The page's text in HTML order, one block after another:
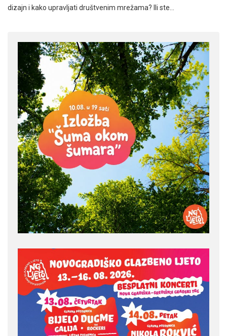
dizajn i kako upravljati društvenim mrežama? Ili ste…